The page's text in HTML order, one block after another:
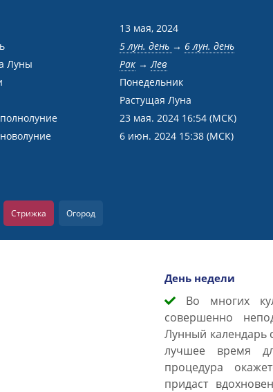
13 мая, 2024
5 лун. день → 6 лун. день
Луны
Рак→Лев
Понедельник
Растущая Луна
23 мая. 2024 16:54 (МСК)
6 июн. 2024 15:38 (МСК)
Стрижка Огород
День недели
Во многих
совершенно
Лунный календарь
лучшее время
процедура
придаст